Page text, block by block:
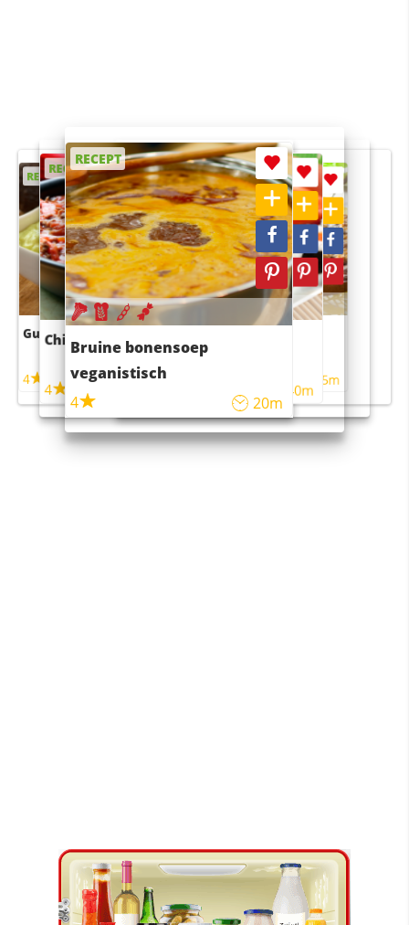
RECEPT
Guacamole
4
RECEPT
Chili con carne
4 45m
RECEPT
Bruine bonensoep
veganistisch
4
20m
RECEPT
Sushi rijstsalade
maaltijdsalade
40m
RECEPT
4 55m